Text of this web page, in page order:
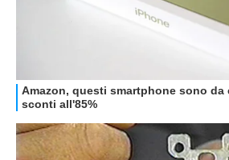
STREAMING E SERIE TV